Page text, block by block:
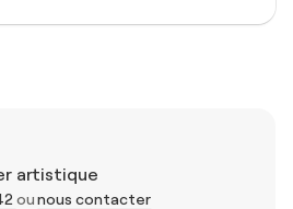
artistique
ounous contacter